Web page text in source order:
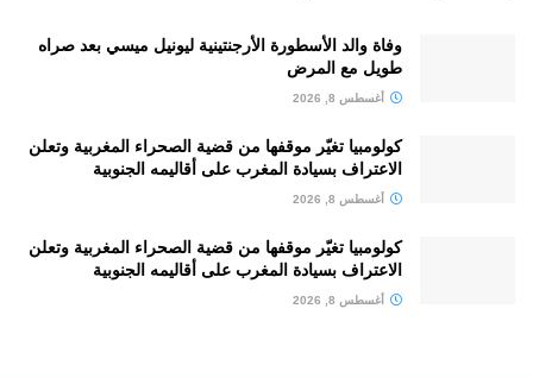
وفاة والد الأسطورة الأرجنتينية ليونيل ميسي بعد صراه
طويل مع المرض
أغسطس 8, 2026
كولومبيا تغيّر موقفها من قضية الصحراء المغربية وتعلن
الاعتراف بسيادة المغرب على أقاليمه الجنوبية
أغسطس 8, 2026
كولومبيا تغيّر موقفها من قضية الصحراء المغربية وتعلن
الاعتراف بسيادة المغرب على أقاليمه الجنوبية
أغسطس 8, 2026